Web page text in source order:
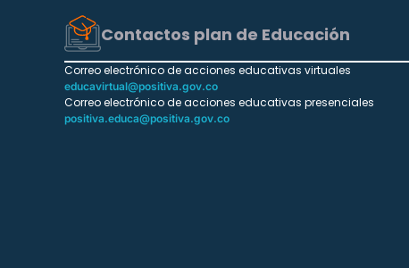
Contactos plan de Educación
Correo electrónico de acciones educativas virtuales
educavirtual@positiva.gov.co
Correo electrónico de acciones educativas presenciales
positiva.educa@positiva.gov.co